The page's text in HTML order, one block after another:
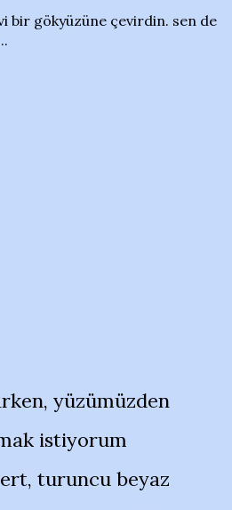
bir gökyüzüne çevirdin. sen de
yüzümüzden
istiyorum
turuncu beyaz